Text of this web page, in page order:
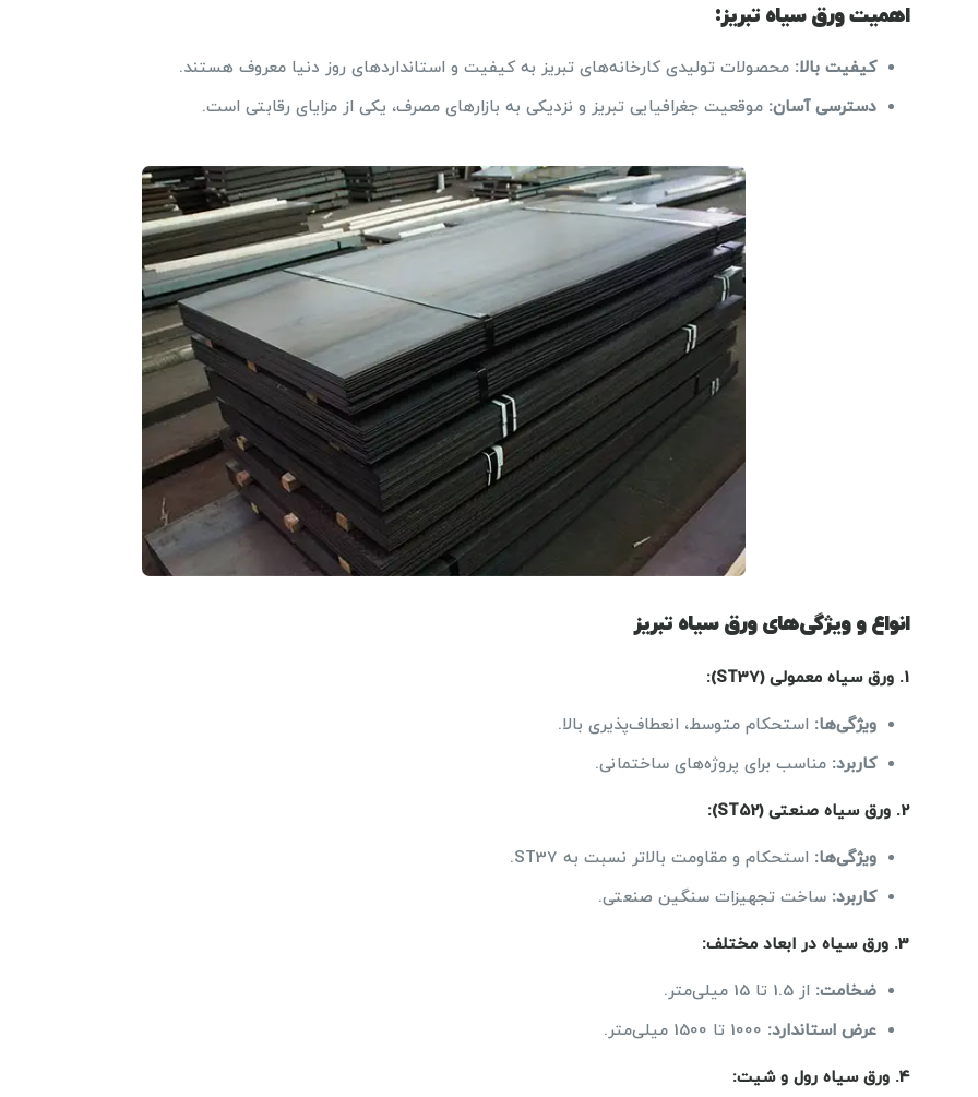
اهمیت ورق سیاه تبریز:
کیفیت بالا: محصولات تولیدی کارخانه‌های تبریز به کیفیت و استانداردهای روز دنیا معروف هستند.
دسترسی آسان: موقعیت جغرافیایی تبریز و نزدیکی به بازارهای مصرف، یکی از مزایای رقابتی است.
انواع و ویژگی‌های ورق سیاه تبریز
1. ورق سیاه معمولی(ST37):
ویژگی‌ها: استحکام متوسط، انعطاف‌پذیری بالا.
کاربرد: مناسب برای پروژه‌های ساختمانی.
2. ورق سیاه صنعتی(ST52):
ویژگی‌ها: استحکام و مقاومت بالاتر نسبت به ST37.
کاربرد: ساخت تجهیزات سنگین صنعتی.
3. ورق سیاه در ابعاد مختلف:
ضخامت: از 1.5 تا 15 میلی‌متر.
عرض استاندارد:
4. ورق سیاه رول و شیت: